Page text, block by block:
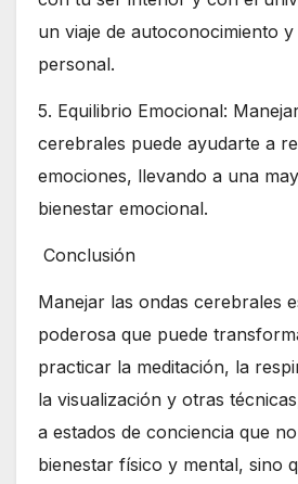
un viaje de autoconocimiento
personal.
5. Equilibrio Emocional:
cerebrales puede ayudarte a
emociones, llevando a una
bienestar emocional.
Conclusión
Manejar las ondas cerebrales
poderosa que puede
practicar la meditación, la
la visualización y otras
a estados de conciencia que
bienestar físico y mental, sino